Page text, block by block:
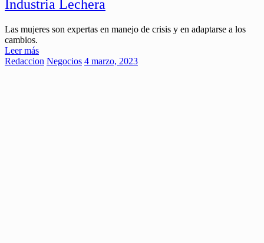
Industria Lechera
Las mujeres son expertas en manejo de crisis y en adaptarse a los
cambios.
Leer más
Redaccion Negocios 4 marzo, 2023